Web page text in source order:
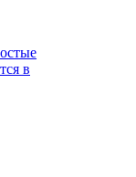
в